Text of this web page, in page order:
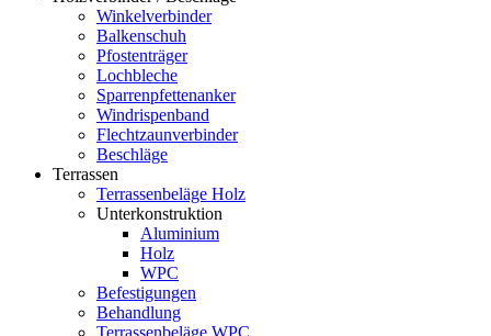
Winkelverbinder
Balkenschuh
Pfostenträger
Lochbleche
Sparrenpfettenanker
Windrispenband
Flechtzaunverbinder
Beschläge
Terrassen
Terrassenbeläge Holz
Unterkonstruktion
Aluminium
Holz
WPC
Befestigungen
Behandlung
Terrassenbeläge WPC